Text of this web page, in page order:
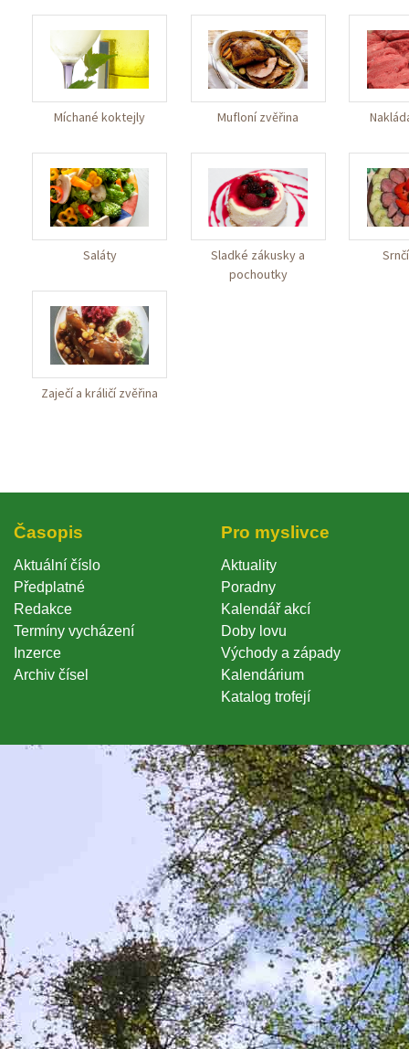
Míchané koktejly Mufloní zvěřina
Saláty
Sladké zákusky a
pochoutky
Zaječí a králičí zvěřina
Časopi
Aktuální číslo
Předplatné
Redakce
Termíny vycházení
Inzerce
Archiv čísel
Pro myslivce
Aktuality
Poradny
Kalendář akcí
Doby lovu
Východy a západy
Kalendárium
Katalog trofejí